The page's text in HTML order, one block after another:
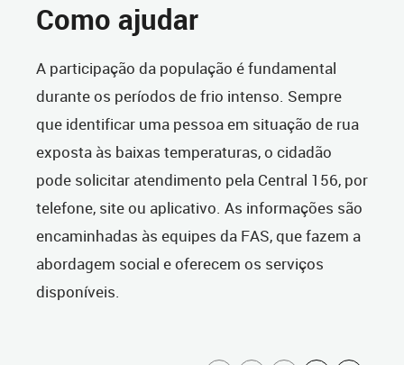
Como ajudar
A participação da população é fundamental
durante os períodos de frio intenso. Sempre
que identificar uma pessoa em situação de rua
exposta às baixas temperaturas, o cidadão
pode solicitar atendimento pela Central 156, por
telefone, site ou aplicativo. As informações são
encaminhadas às equipes da FAS, que fazem a
abordagem social e oferecem os serviços
disponíveis.